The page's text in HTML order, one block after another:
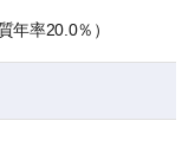
年率20.0％）